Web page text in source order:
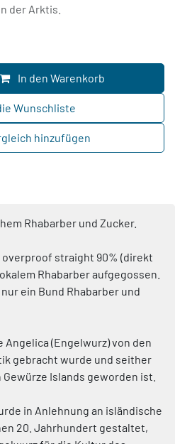
der Arktis.
In den Warenkorb
hinzufügen
Wunschliste
Rhabarber und Zucker.
overproof straight 90% (direkt
Rhabarber aufgegossen.
ein Bund Rhabarber und
(Engelwurz) von den
gebracht wurde und seither
Islands geworden ist.
in Anlehnung an isländische
20. Jahrhundert gestaltet,